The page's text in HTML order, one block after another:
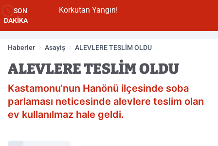
SON
DAKİKA
Korkutan Yangın!
Haberler Asayiş ALEVLERE TESLİM OLDU
ALEVLERE TESLİM OLDU
Kastamonu'nun Hanönü ilçesinde soba
parlaması neticesinde alevlere teslim olan
ev kullanılmaz hale geldi.